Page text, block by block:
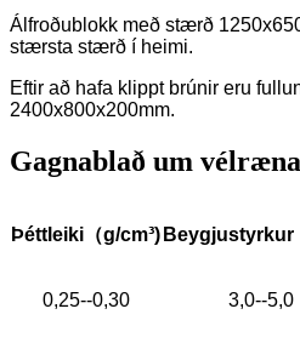
Álfroðublokk með stærð
stærsta stærð í heimi.
Eftir að hafa klippt brúnir eru
2400x800x200mm.
Gagnablað um
Þéttleiki （g/cm³) Beygjustyrkur
0,25--0,30 3,0--5,0